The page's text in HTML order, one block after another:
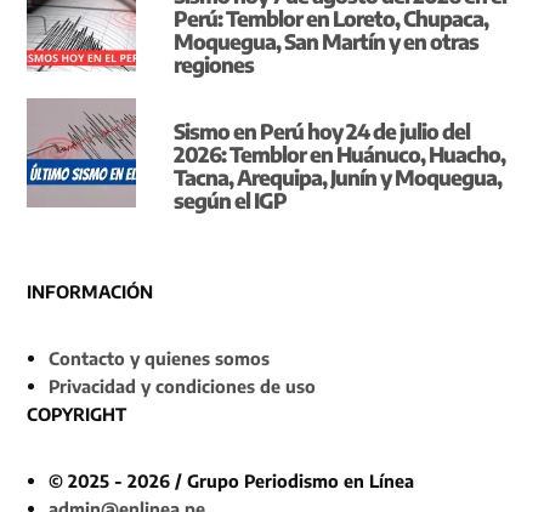
Perú: Temblor en Loreto, Chupaca,
Moquegua, San Martín y en otras
regiones
Sismo en Perú hoy 24 de julio del
2026: Temblor en Huánuco, Huacho,
Tacna, Arequipa, Junín y Moquegua,
según el IGP
INFORMACIÓN
Contacto y quienes somos
Privacidad y condiciones de uso
COPYRIGHT
© 2025 - 2026 / Grupo Periodismo en Línea